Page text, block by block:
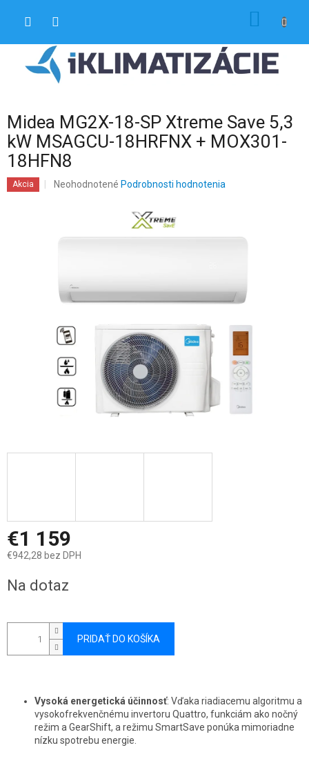
Midea MG2X-18-SP Xtreme Save 5,3
kW MSAGCU-18HRFNX + MOX301-
18HFN8
Akcia
Priemerné
0,0
Neohodnotené Podrobnosti hodnotenia
€1 159
€942,28 bez DPH
cena:
Na dotaz
PRIDAŤ DO KOŠÍKA
Vysoká energetická účinnosť: Vďaka riadiacemu algoritmu a
vysokofrekvenčnému invertoru Quattro, funkciám ako nočný
režim a GearShift, a režimu SmartSave ponúka mimoriadne
nízku spotrebu energie.